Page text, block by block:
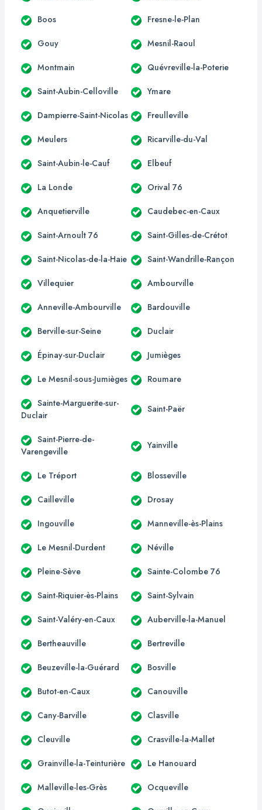
Boos Fresne-le-Plan
Gouy Mesnil-Raoul
Montmain Quévreville-la-Poterie
Saint-Aubin-Celloville Ymare
Dampierre-Saint-Nicolas Freulleville
Meulers Ricarville-du-Val
Saint-Aubin-le-Cauf Elbeuf
La Londe Orival 76
Anquetierville Caudebec-en-Caux
Saint-Arnoult 76 Saint-Gilles-de-Crétot
Saint-Nicolas-de-la-Haie Saint-Wandrille-Rançon
Villequier Ambourville
Anneville-Ambourville Bardouville
Berville-sur-Seine Duclair
Épinay-sur-Duclair Jumièges
Le Mesnil-sous-Jumièges Roumare
Sainte-Marguerite-sur-
Duclair
Saint-Paër
Saint-Pierre-de-
Varengeville
Yainville
Le Tréport Blosseville
Cailleville Drosay
Ingouville Manneville-ès-Plains
Le Mesnil-Durdent Néville
Pleine-Sève Sainte-Colombe 76
Saint-Riquier-ès-Plains Saint-Sylvain
Saint-Valéry-en-Caux Auberville-la-Manuel
Bertheauville Bertreville
Beuzeville-la-Guérard Bosville
Butot-en-Caux Canouville
Cany-Barville Clasville
Cleuville Crasville-la-Mallet
Grainville-la-Teinturière Le Hanouard
Malleville-les-Grès Ocqueville